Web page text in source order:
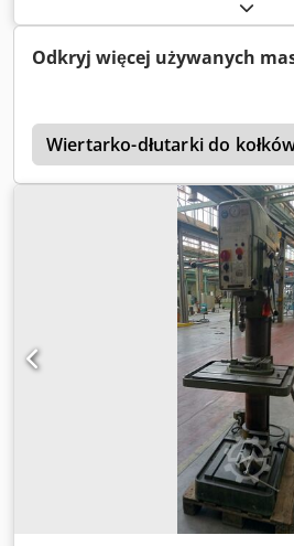
Odkryj więcej używanych
Wiertarko-dłutarki do